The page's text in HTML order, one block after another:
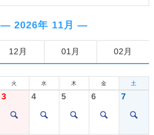
― 2026年 11月 ―
12月 01月 02月
火 水 木 金 土
3 4 5 6 7